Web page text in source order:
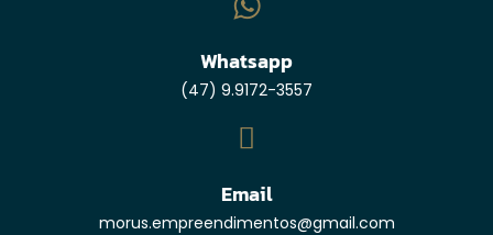
Whatsapp
(47) 9.9172-3557
Email
morus.empreendimentos@gmail.com